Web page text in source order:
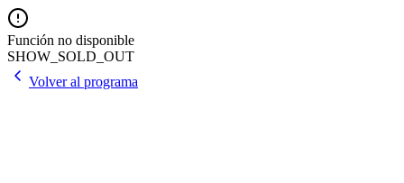
Función no disponible
SHOW_SOLD_OUT
Volver al programa